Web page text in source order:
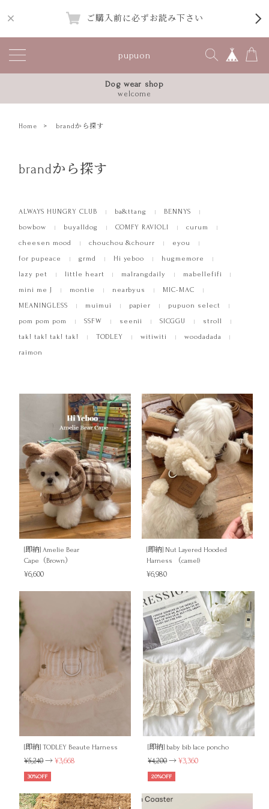
ご購入前に必ずお読み下さい
pupuon
Dog wear shop
welcome
Home brandから探す
brandから探す
ALWAYS HUNGRY CLUB ba&ttang
BENNYS
bowbow
buyalldog COMFY RAVIOLI
curum
cheesen mood
chouchou &chourr
eyou
for pupeace
grmd Hi yeboo
hugmemore
lazy pet
little heart malrangdaily
mabellefifi
mini me J
montie nearbyus
MIC-MAC
MEANINGLESS
muimui papier
pupuon select
pom pom pom
SSFW seenii SICGGU
stroll
tak! tak! tak! tak!
TODLEY witiwiti
woodadada
raimon
[即納] Amelie Bear
Cape（Brown）
¥6,600
[即納] Nut Layered Hooded
Harness （camel)
¥6,980
[即納] TODLEY Beaute Harness
¥5,240→¥3,668
30%OFF
[即納] baby bib lace poncho
¥4,200→¥3,360
20%OFF